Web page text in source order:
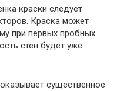
краски следует
Краска может
при первых пробных
стен будет уже
существенное